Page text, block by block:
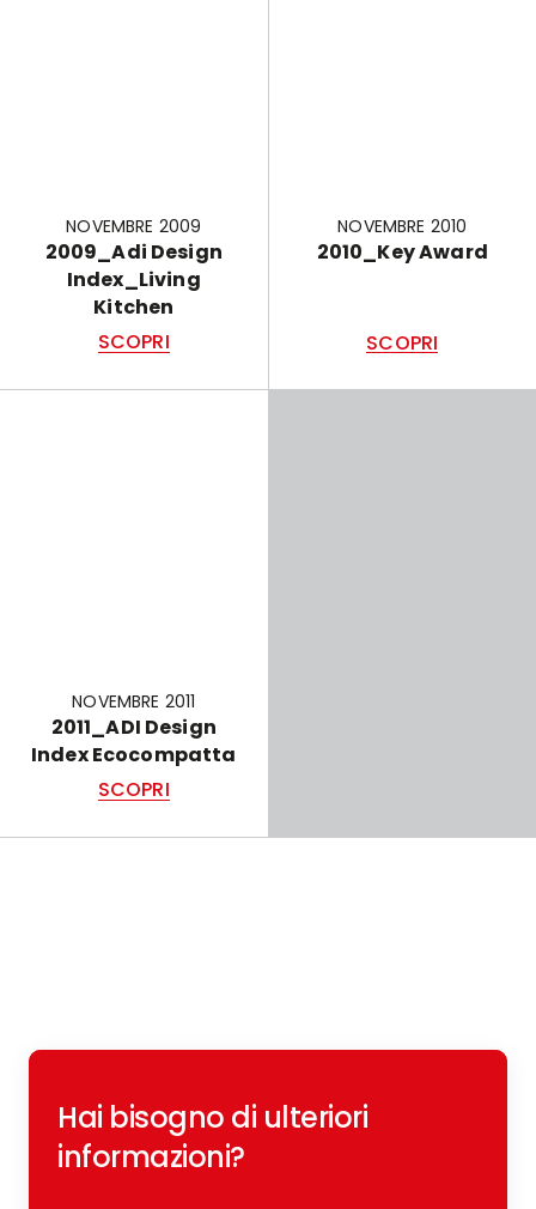
NOVEMBRE 2009
2009_Adi Design
Index_Living
Kitchen
SCOPRI
NOVEMBRE 2010
2010_Key Award
SCOPRI
NOVEMBRE 2011
2011_ADI Design
Index Ecocompatta
SCOPRI
Hai bisogno di ulteriori
informazioni?